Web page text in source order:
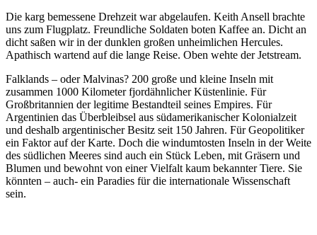
Die karg bemessene Drehzeit war abgelaufen. Keith Ansell brachte
uns zum Flugplatz. Freundliche Soldaten boten Kaffee an. Dicht an
dicht saßen wir in der dunklen großen unheimlichen Hercules.
Apathisch wartend auf die lange Reise. Oben wehte der Jetstream.
Falklands – oder Malvinas? 200 große und kleine Inseln mit
zusammen 1000 Kilometer fjordähnlicher Küstenlinie. Für
Großbritannien der legitime Bestandteil seines Empires. Für
Argentinien das Überbleibsel aus südamerikanischer Kolonialzeit
und deshalb argentinischer Besitz seit 150 Jahren. Für Geopolitiker
ein Faktor auf der Karte. Doch die windumtosten Inseln in der Weite
des südlichen Meeres sind auch ein Stück Leben, mit Gräsern und
Blumen und bewohnt von einer Vielfalt kaum bekannter Tiere. Sie
könnten – auch- ein Paradies für die internationale Wissenschaft
sein.